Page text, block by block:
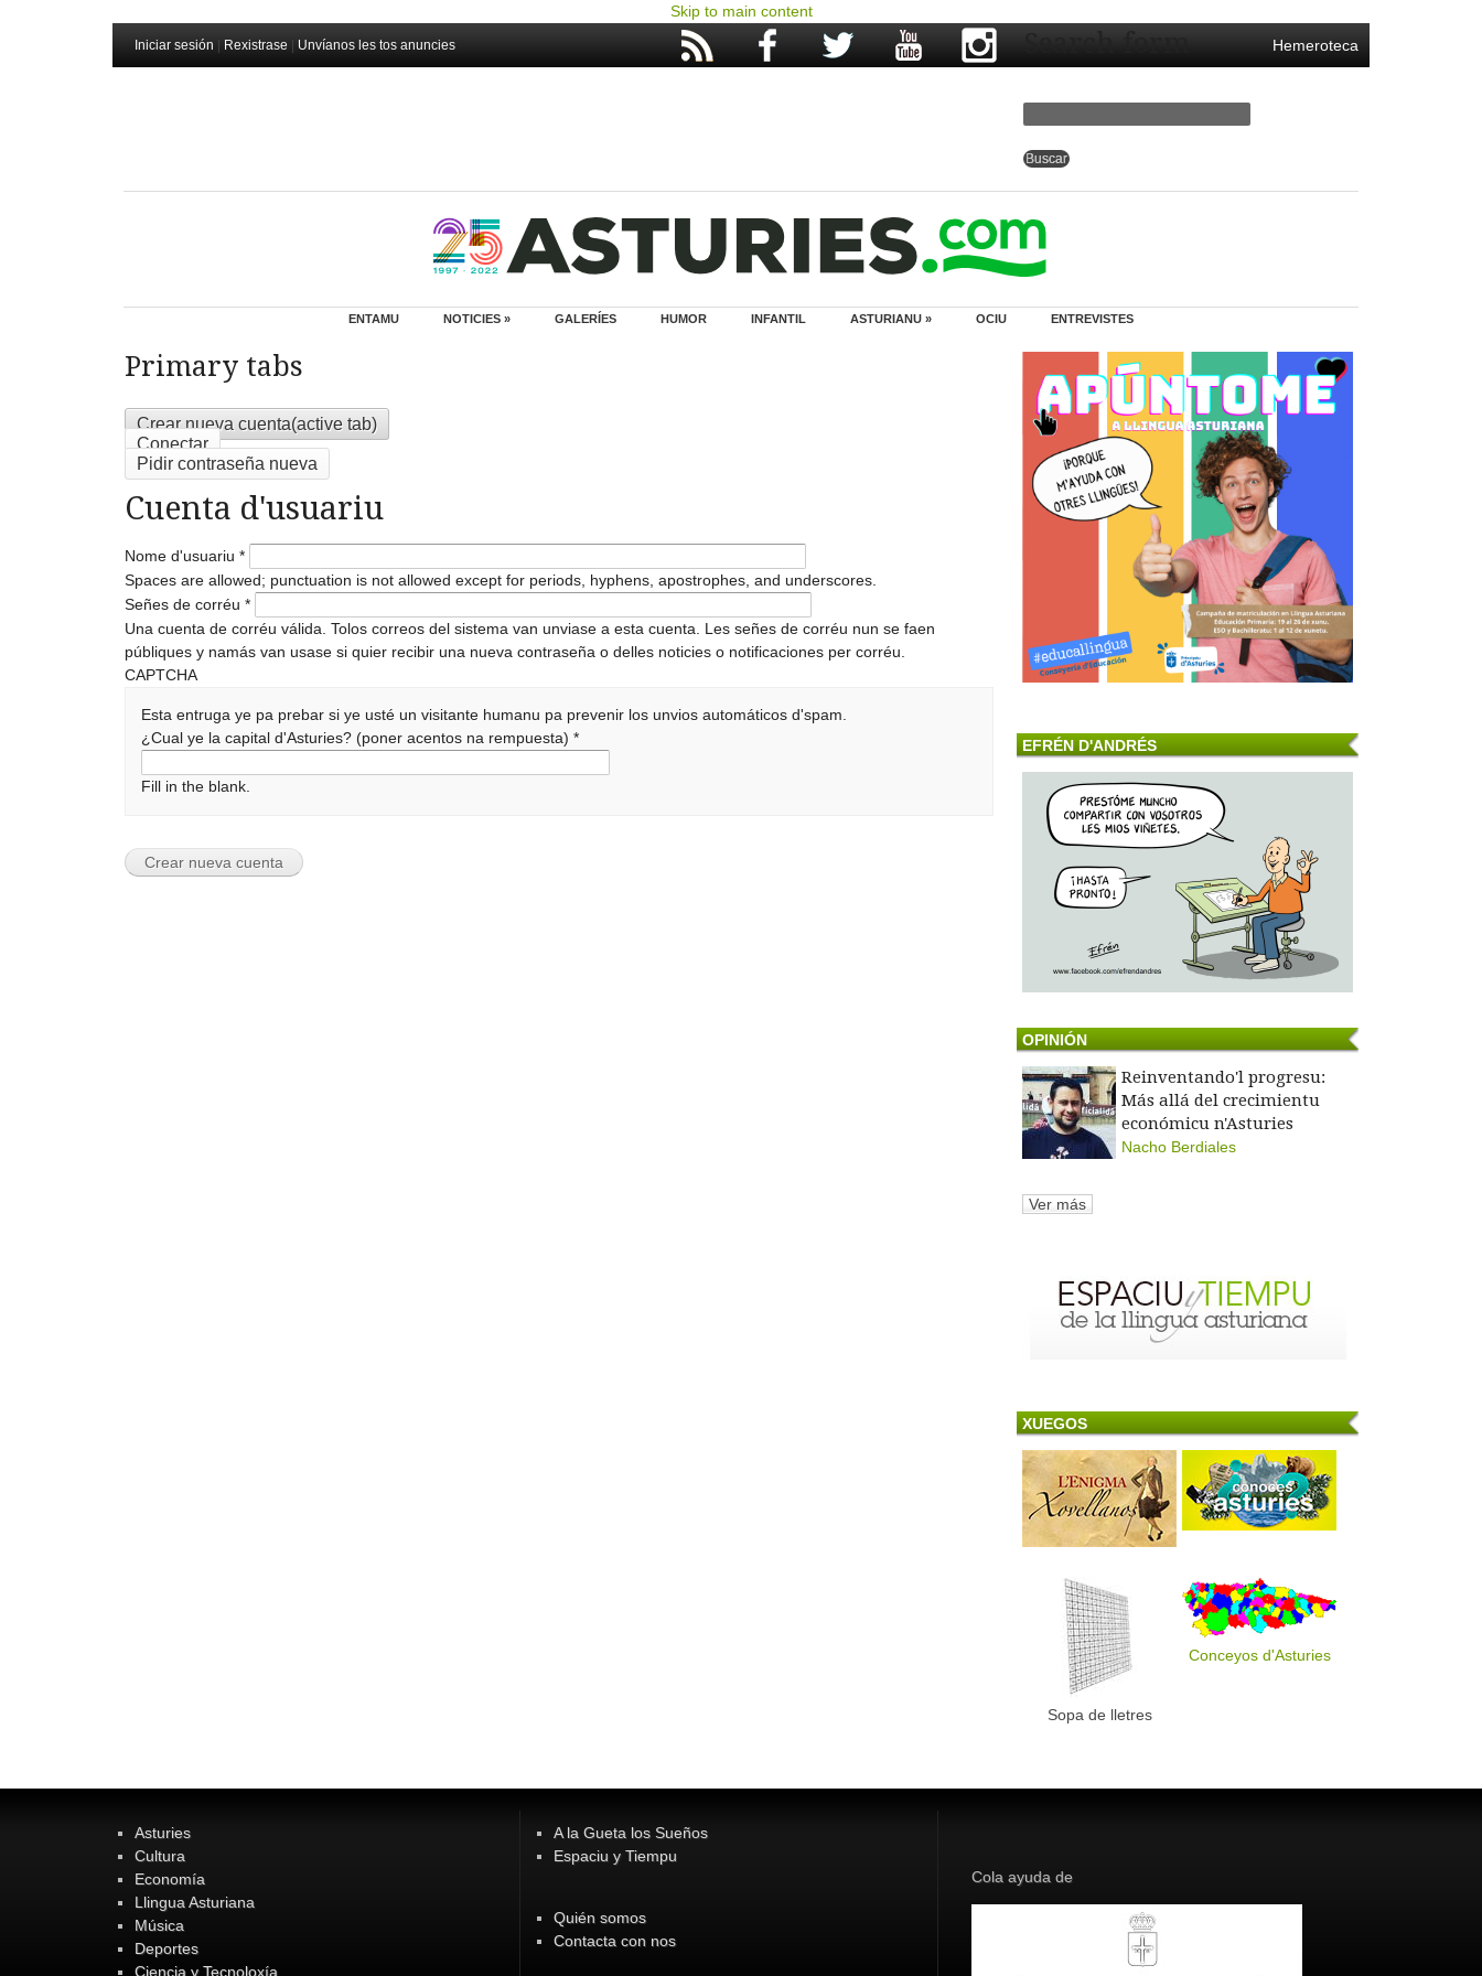
Skip to main content
Iniciar sesión Rexistrase Unvíanos les tos anuncies Hemeroteca
Search form
ENTAMU NOTICIES » GALERÍES HUMOR INFANTIL ASTURIANU » OCIU ENTREVISTES
Primary tabs
Crear nueva cuenta(active tab)
Conectar
Pidir contraseña nueva
Cuenta d'usuariu
Nome d'usuariu *
Spaces are allowed; punctuation is not allowed except for periods, hyphens, apostrophes, and underscores.
Señes de corréu *
Una cuenta de corréu válida. Tolos correos del sistema van unviase a esta cuenta. Les señes de corréu nun se faen
públiques y namás van usase si quier recibir una nueva contraseña o delles noticies o notificaciones per corréu.
CAPTCHA
Esta entruga ye pa prebar si ye usté un visitante humanu pa prevenir los unvios automáticos d'spam.
¿Cual ye la capital d'Asturies? (poner acentos na rempuesta)*
Fill in the blank.
EFRÉN D'ANDRÉS
OPINIÓN
Reinventando'l progresu:
Más allá del crecimientu
económicu n'Asturies
Nacho Berdiales
Ver más
XUEGOS
Sopa de lletres
Conceyos d'Asturies
Asturies
Cultura
Economía
Llingua Asturiana
Música
Deportes
Ciencia y Tecnoloxía
A la Gueta los Sueños
Espaciu y Tiempu
Quién somos
Contacta con nos
Cola ayuda de